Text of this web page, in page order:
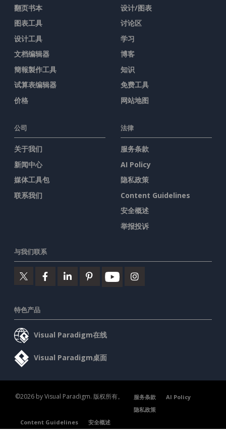
翻页书本
图表工具
设计工具
文档编辑器
簡報製作工具
试算表编辑器
价格
设计/图表
讨论区
学习
博客
知识
免费工具
网站地图
公司
关于我们
新闻中心
媒体工具包
联系我们
法律
服务条款
AI Policy
隐私政策
Content Guidelines
安全概述
举报投诉
与我们联系
特色产品
Visual Paradigm在线
Visual Paradigm桌面
©2026 by Visual Paradigm. 版权所有。 服务条款
AI Policy
隐私政策
Content Guidelines
安全概述